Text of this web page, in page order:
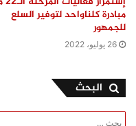
مبادرة كلناواحد لتوفير السلع
للجمهور
26 يوليو، 2022
البحث